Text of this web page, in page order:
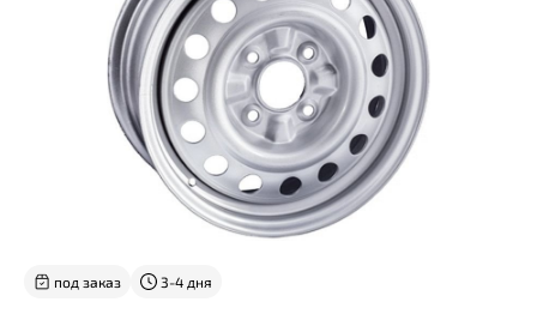
под заказ 3-4 дня